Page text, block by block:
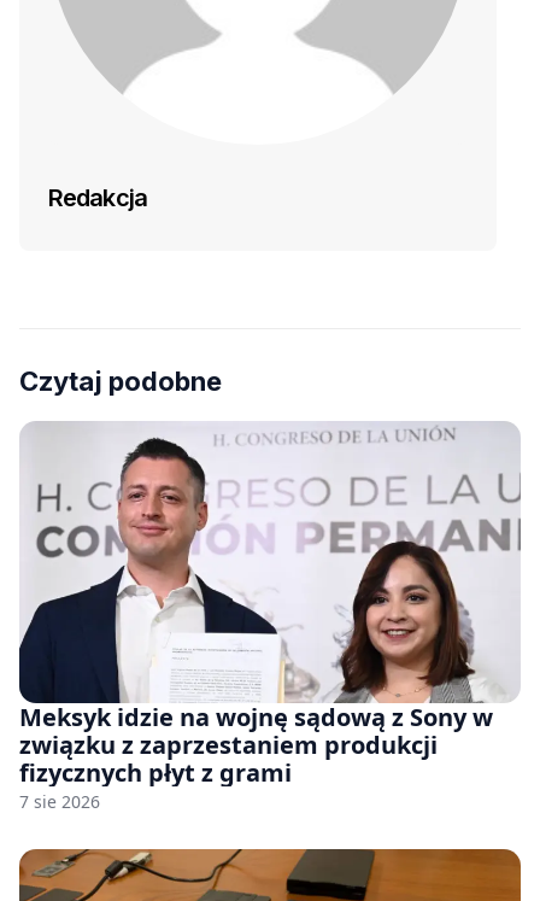
Redakcja
Czytaj podobne
Meksyk idzie na wojnę sądową z Sony w
związku z zaprzestaniem produkcji
fizycznych płyt z grami
7 sie 2026